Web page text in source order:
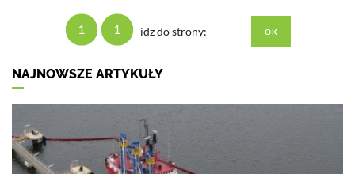
1 1 idz do strony:
NAJNOWSZE ARTYKUŁY